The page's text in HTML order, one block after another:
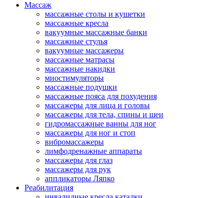
Массаж
массажные столы и кушетки
массажные кресла
вакуумные массажные банки
массажные стулья
вакуумные массажеры
массажные матрасы
массажные накидки
миостимуляторы
массажные подушки
массажные пояса для похудения
массажеры для лица и головы
массажеры для тела, спины и шеи
гидромассажные ванны для ног
массажеры для ног и стоп
вибромассажеры
лимфодренажные аппараты
массажеры для глаз
массажеры для рук
аппликаторы Ляпко
Реабилитация